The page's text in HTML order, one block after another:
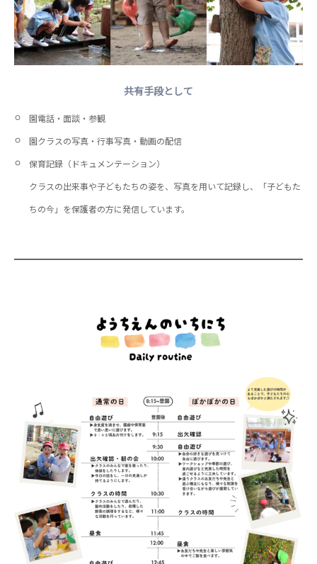
共有手段として
園電話・面談・参観
園クラスの写真・行事写真・動画の配信
保育記録（ドキュメンテーション）
クラスの出来事や子どもたちの姿を、写真を用いて記録し、「子どもた
ちの今」を保護者の方に発信しています。